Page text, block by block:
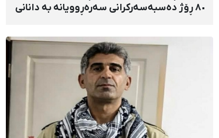
٨٠ ڕۆژ دەسبەسەرکرانی سەرەڕوویانە بە دانانی